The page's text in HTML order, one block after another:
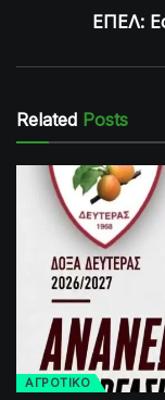
ΕΠΕΛ:
Related Posts
ΑΓΡΟΤΙΚΟ